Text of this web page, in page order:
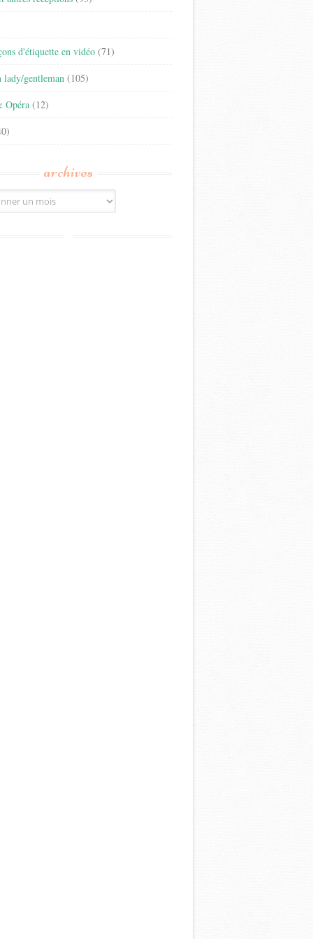
d'étiquette en vidéo (71)
lady/gentleman (105)
Opéra (12)
archives